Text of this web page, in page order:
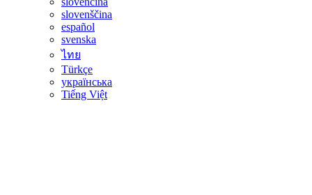
slovenščina
español
svenska
ไทย
Türkçe
українська
Tiếng Việt